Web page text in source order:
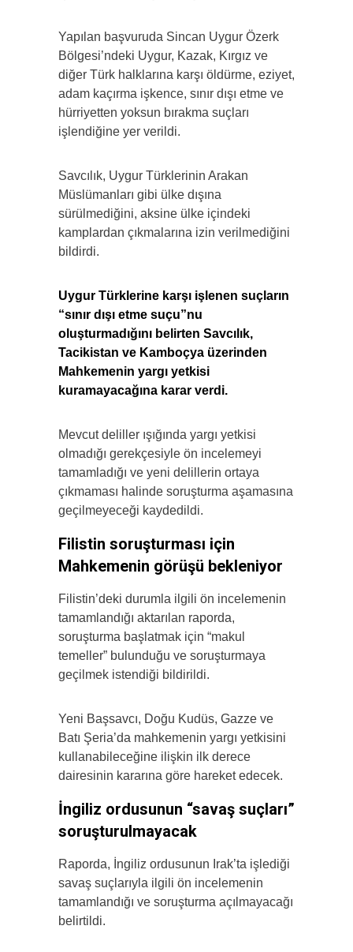
Yapılan başvuruda Sincan Uygur Özerk
Bölgesi’ndeki Uygur, Kazak, Kırgız ve
diğer Türk halklarına karşı öldürme, eziyet,
adam kaçırma işkence, sınır dışı etme ve
hürriyetten yoksun bırakma suçları
işlendiğine yer verildi.
Savcılık, Uygur Türklerinin Arakan
Müslümanları gibi ülke dışına
sürülmediğini, aksine ülke içindeki
kamplardan çıkmalarına izin verilmediğini
bildirdi.
Uygur Türklerine karşı işlenen suçların
“sınır dışı etme suçu”nu
oluşturmadığını belirten Savcılık,
Tacikistan ve Kamboçya üzerinden
Mahkemenin yargı yetkisi
kuramayacağına karar verdi.
Mevcut deliller ışığında yargı yetkisi
olmadığı gerekçesiyle ön incelemeyi
tamamladığı ve yeni delillerin ortaya
çıkmaması halinde soruşturma aşamasına
geçilmeyeceği kaydedildi.
Filistin soruşturması için
Mahkemenin görüşü bekleniyor
Filistin’deki durumla ilgili ön incelemenin
tamamlandığı aktarılan raporda,
soruşturma başlatmak için “makul
temeller” bulunduğu ve soruşturmaya
geçilmek istendiği bildirildi.
Yeni Başsavcı, Doğu Kudüs, Gazze ve
Batı Şeria’da mahkemenin yargı yetkisini
kullanabileceğine ilişkin ilk derece
dairesinin kararına göre hareket edecek.
İngiliz ordusunun “savaş suçları”
soruşturulmayacak
Raporda, İngiliz ordusunun Irak’ta işlediği
savaş suçlarıyla ilgili ön incelemenin
tamamlandığı ve soruşturma açılmayacağı
belirtildi.